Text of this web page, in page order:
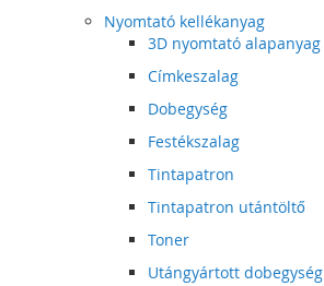
Nyomtató kellékanyag
3D nyomtató alapanyag
Címkeszalag
Dobegység
Festékszalag
Tintapatron
Tintapatron utántöltő
Toner
Utángyártott dobegység